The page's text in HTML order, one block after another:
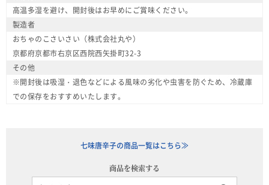
高温多湿を避け、開封後はお早めにご賞味ください。
製造者
おちゃのこさいさい（株式会社丸や）
京都府京都市右京区西院西矢掛町32-3
その他
※開封後は吸湿・退色などによる風味の劣化や虫害を防ぐため、冷蔵庫
での保存をおすすめいたします。
七味唐辛子の商品一覧はこちら≫
商品を検索する